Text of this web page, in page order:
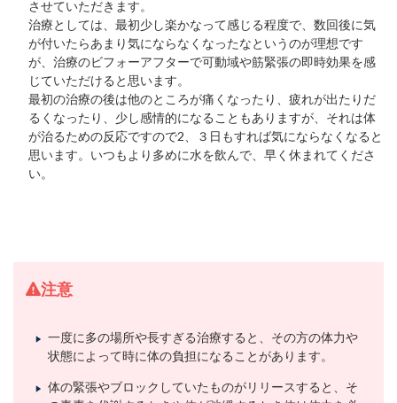
させていただきます。
治療としては、最初少し楽かなって感じる程度で、数回後に気
が付いたらあまり気にならなくなったなというのが理想です
が、治療のビフォーアフターで可動域や筋緊張の即時効果を感
じていただけると思います。
最初の治療の後は他のところが痛くなったり、疲れが出たりだ
るくなったり、少し感情的になることもありますが、それは体
が治るための反応ですので2、３日もすれば気にならなくなると
思います。いつもより多めに水を飲んで、早く休まれてくださ
い。
注意
一度に多の場所や長すぎる治療すると、その方の体力や
状態によって時に体の負担になることがあります。
体の緊張やブロックしていたものがリリースすると、そ